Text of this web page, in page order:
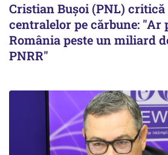
Cristian Bușoi (PNL) critică
centralelor pe cărbune: "Ar
România peste un miliard
PNRR"